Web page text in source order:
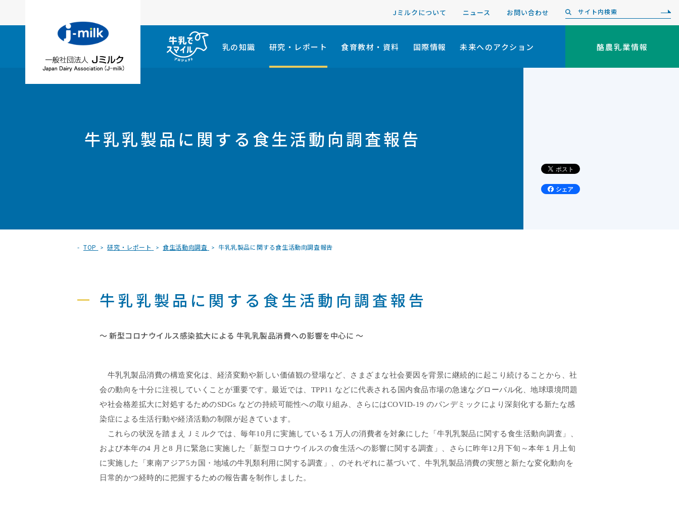
Jミルクについて ニュース お問い合わせ
乳の知識 研究・レポート 食育教材・資料 国際情報 未来へのアクション 酪農乳業情報
牛乳乳製品に関する食生活動向調査報告
TOP 研究・レポート 食生活動向調査 牛乳乳製品に関する食生活動向調査報告
牛乳乳製品に関する食生活動向調査報告
～ 新型コロナウイルス感染拡大による 牛乳乳製品消費への影響を中心に ～
牛乳乳製品消費の構造変化は、経済変動や新しい価値観の登場など、さまざまな社会要因を背景に継続的に起こり続けることから、社
会の動向を十分に注視していくことが重要です。最近では、 TPP11 などに代表される国内食品市場の急速なグローバル化、地球環境問題
や社会格差拡大に対処するためのSDGs などの持続可能性への取り組み、さらにはCOVID-19 のパンデミックにより深刻化する新たな感
染症による生活行動や経済活動の制限が起きています。
これらの状況を踏まえＪミルクでは、毎年10 月に実施している１万人の消費者を対象にした「牛乳乳製品に関する食生活動向調査」、
および本年の4 月と8 月に緊急に実施した「新型コロナウイルスの食生活への影響に関する調査」、さらに昨年12 月下旬～本年１月上旬
に実施した「東南アジア5カ国・地域の牛乳類利用に関する調査」、のそれぞれに基づいて、牛乳乳製品消費の実態と新たな変化動向を
日常的かつ経時的に把握するための報告書を制作しました。